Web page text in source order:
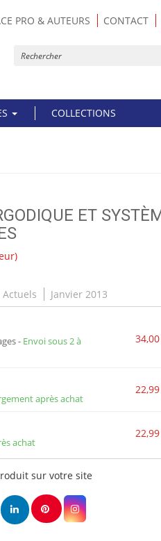
PRO & AUTEURS CONTACT
COLLECTIONS
ET
Actuels Janvier 2013
Envoi sous 2 à
après achat
achat
sur votre site